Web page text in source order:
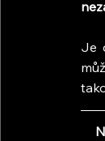
Je